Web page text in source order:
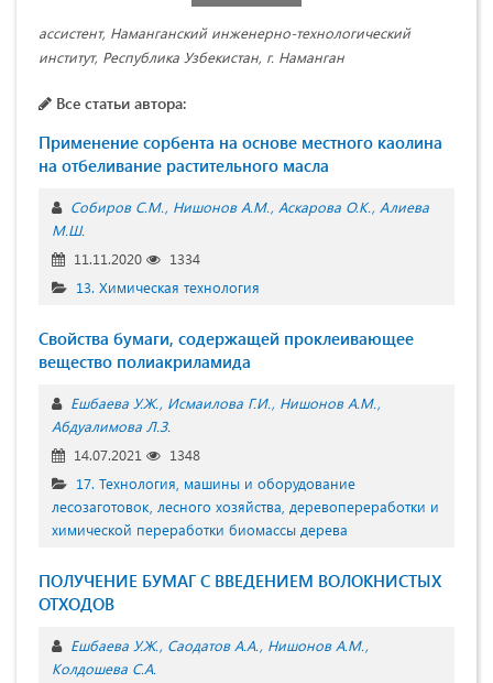
ассистент, Наманганский инженерно-технологический
институт, Республика Узбекистан, г. Наманган
Все статьи автора:
Применение сорбента на основе местного каолина
на отбеливание растительного масла
Собиров С.М. Нишонов А.М. Аскарова О.К. Алиева
М.Ш.
11.11.2020
1334
13. Химическая технология
Свойства бумаги, содержащей проклеивающее
вещество полиакриламидa
Ешбаева У.Ж. Исмаилова Г.И. Нишонов А.М.
Абдуалимова Л.З.
14.07.2021
1348
17. Технология, машины и оборудование
лесозаготовок, лесного хозяйства, деревопереработки и
химической переработки биомассы дерева
ПОЛУЧЕНИЕ БУМАГ С ВВЕДЕНИЕМ ВОЛОКНИСТЫХ
ОТХОДОВ
Ешбаева У.Ж. Саодатов А.А. Нишонов А.М.
Колдошева С.А.